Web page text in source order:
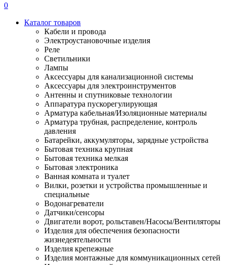
0
Каталог товаров
Кабели и провода
Электроустановочные изделия
Реле
Светильники
Лампы
Аксессуары для канализационной системы
Аксессуары для электроинструментов
Антенны и спутниковые технологии
Аппаратура пускорегулирующая
Арматура кабельная/Изоляционные материалы
Арматура трубная, распределение, контроль
давления
Батарейки, аккумуляторы, зарядные устройства
Бытовая техника крупная
Бытовая техника мелкая
Бытовая электроника
Ванная комната и туалет
Вилки, розетки и устройства промышленные и
специальные
Водонагреватели
Датчики/сенсоры
Двигатели ворот, рольставен/Насосы/Вентиляторы
Изделия для обеспечения безопасности
жизнедеятельности
Изделия крепежные
Изделия монтажные для коммуникационных сетей